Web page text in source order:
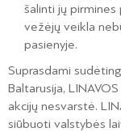
šalinti jų
vežėjų veikla
pasienyje.
Suprasdami
Baltarusija,
akcijų nesvarstė.
siūbuoti valstybės